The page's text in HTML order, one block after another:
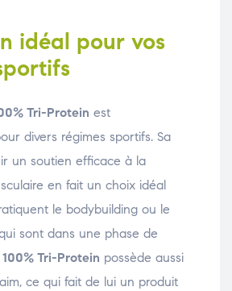
idéal pour vos
Tri-Protein est
divers régimes sportifs. Sa
un soutien efficace à la
en fait un choix idéal
le bodybuilding ou le
sont dans une phase de
100% Tri-Protein possède aussi
ce qui fait de lui un produit